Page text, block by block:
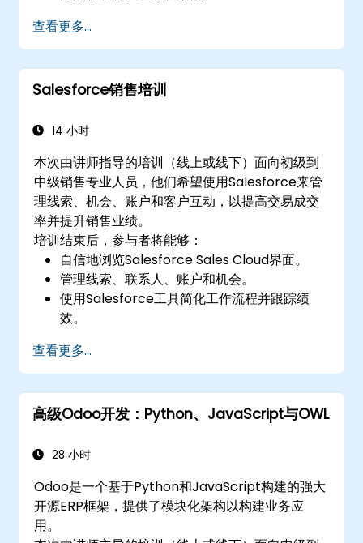
将Dynamics 365 客户服务与其他Microsoft
应用程序集成。
查看更多...
Salesforce销售培训
14 小时
本次由讲师指导的培训（线上或线下）面向初级到
中级销售专业人员，他们希望使用Salesforce来管
理线索、机会、账户和客户互动，以提高交易成交
率并提升销售业绩。
培训结束后，参与者将能够：
自信地浏览Salesforce Sales Cloud界面。
管理线索、联系人、账户和机会。
使用Salesforce工具简化工作流程并跟踪绩
效。
查看更多...
高级Odoo开发：Python、JavaScript与OWL
28 小时
Odoo是一个基于Python和JavaScript构建的强大
开源ERP框架，提供了模块化架构以构建业务应
用。